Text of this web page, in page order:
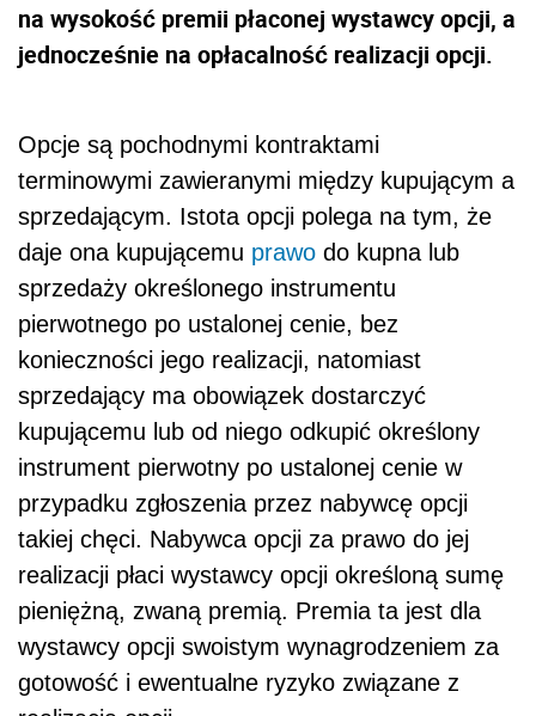
na wysokość premii płaconej wystawcy opcji, a
jednocześnie na opłacalność realizacji opcji.
Opcje są pochodnymi kontraktami
terminowymi zawieranymi między kupującym a
sprzedającym. Istota opcji polega na tym, że
daje ona kupującemu prawo do kupna lub
sprzedaży określonego instrumentu
pierwotnego po ustalonej cenie, bez
konieczności jego realizacji, natomiast
sprzedający ma obowiązek dostarczyć
kupującemu lub od niego odkupić określony
instrument pierwotny po ustalonej cenie w
przypadku zgłoszenia przez nabywcę opcji
takiej chęci. Nabywca opcji za prawo do jej
realizacji płaci wystawcy opcji określoną sumę
pieniężną, zwaną premią. Premia ta jest dla
wystawcy opcji swoistym wynagrodzeniem za
gotowość i ewentualne ryzyko związane z